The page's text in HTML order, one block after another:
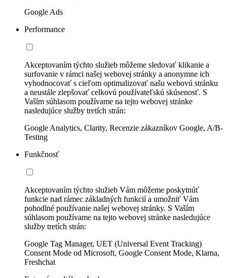
Google Ads
Performance
Akceptovaním týchto služieb môžeme sledovať klikanie a
surfovanie v rámci našej webovej stránky a anonymne ich
vyhodnocovať s cieľom optimalizovať našu webovú stránku
a neustále zlepšovať celkovú používateľskú skúsenosť. S
Vaším súhlasom používame na tejto webovej stránke
nasledujúce služby tretích strán:
Google Analytics, Clarity, Recenzie zákazníkov Google, A/B-
Testing
Funkčnosť
Akceptovaním týchto služieb Vám môžeme poskytnúť
funkcie nad rámec základných funkcií a umožniť Vám
pohodlné používanie našej webovej stránky. S Vaším
súhlasom používame na tejto webovej stránke nasledujúce
služby tretích strán:
Google Tag Manager, UET (Universal Event Tracking)
Consent Mode od Microsoft, Google Consent Mode, Klarna,
Freshchat